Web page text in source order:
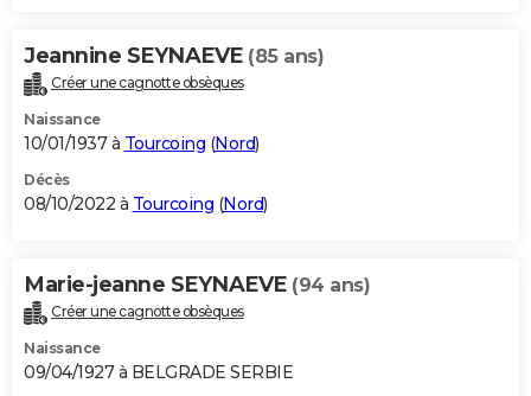
Jeannine SEYNAEVE (85 ans)
Créer une cagnotte obsèques
Naissance
10/01/1937 à Tourcoing (Nord)
Décès
08/10/2022 à Tourcoing (Nord)
Marie-jeanne SEYNAEVE (94 ans)
Créer une cagnotte obsèques
Naissance
09/04/1927 à BELGRADE SERBIE